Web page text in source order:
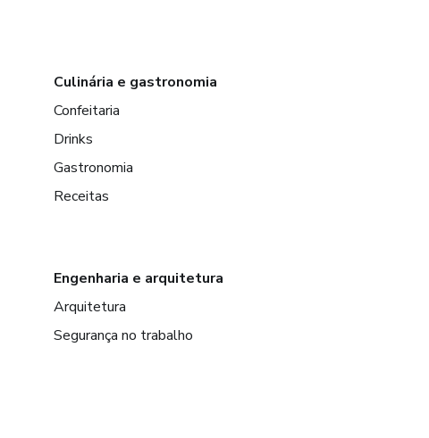
Culinária e gastronomia
Confeitaria
Drinks
Gastronomia
Receitas
Engenharia e arquitetura
Arquitetura
Segurança no trabalho